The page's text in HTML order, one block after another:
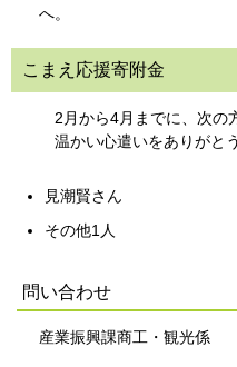
へ。
こまえ応援寄附金
2月から4月までに、次の
温かい心遣いをありがと
見潮賢さん
その他1人
問い合わせ
産業振興課商工・観光係